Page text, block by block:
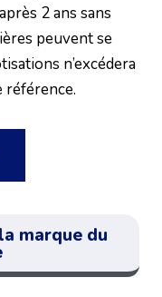
2 ans sans
peuvent se
n’excédera
référence.
marque du